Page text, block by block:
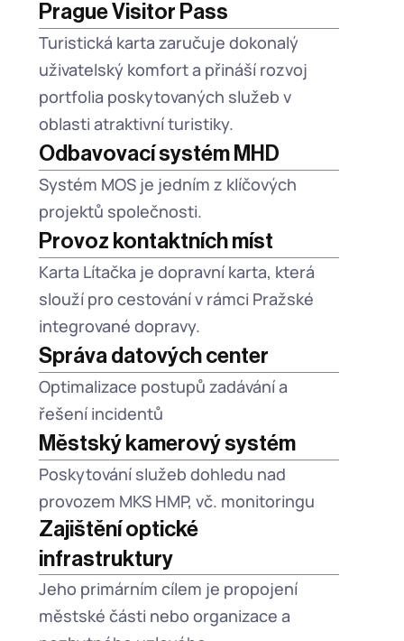
Prague Visitor Pass
Turistická karta zaručuje dokonalý
uživatelský komfort a přináší rozvoj
portfolia poskytovaných služeb v
oblasti atraktivní turistiky.
Odbavovací systém MHD
Systém MOS je jedním z klíčových
projektů společnosti.
Provoz kontaktních míst
Karta Lítačka je dopravní karta, která
slouží pro cestování v rámci Pražské
integrované dopravy.
Správa datových center
Optimalizace postupů zadávání a
řešení incidentů
Městský kamerový systém
Poskytování služeb dohledu nad
provozem MKS HMP, vč. monitoringu
Zajištění optické
infrastruktury
Jeho primárním cílem je propojení
městské části nebo organizace a